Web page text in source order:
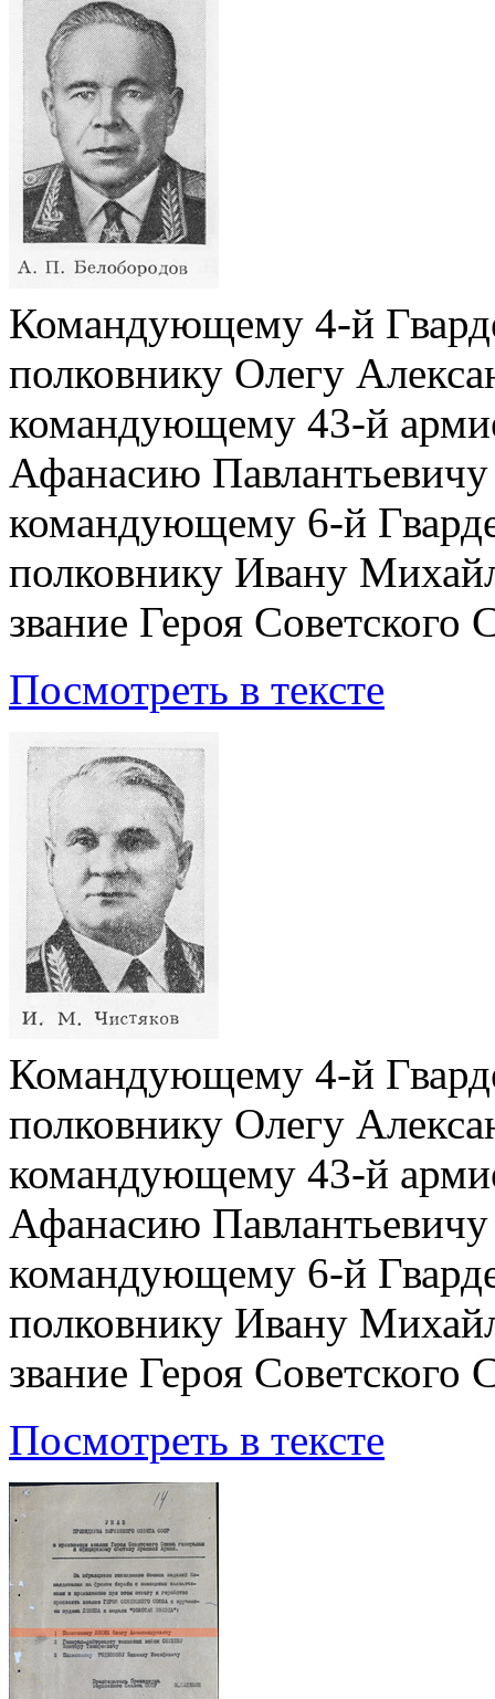
Командующему 4-й
полковнику Олегу
командующему 43-й
Афанасию
командующему 6-й
полковнику Ивану
звание Героя Советского
Посмотреть в тексте
Командующему 4-й
полковнику Олегу
командующему 43-й
Афанасию
командующему 6-й
полковнику Ивану
звание Героя Советского
Посмотреть в тексте